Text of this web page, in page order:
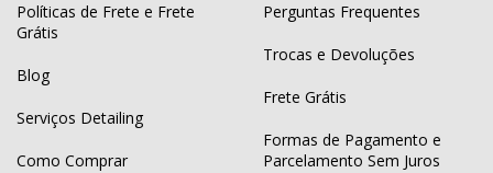
Políticas de Frete e Frete
Grátis
Blog
Serviços Detailing
Como Comprar
Perguntas Frequentes
Trocas e Devoluções
Frete Grátis
Formas de Pagamento e
Parcelamento Sem Juros